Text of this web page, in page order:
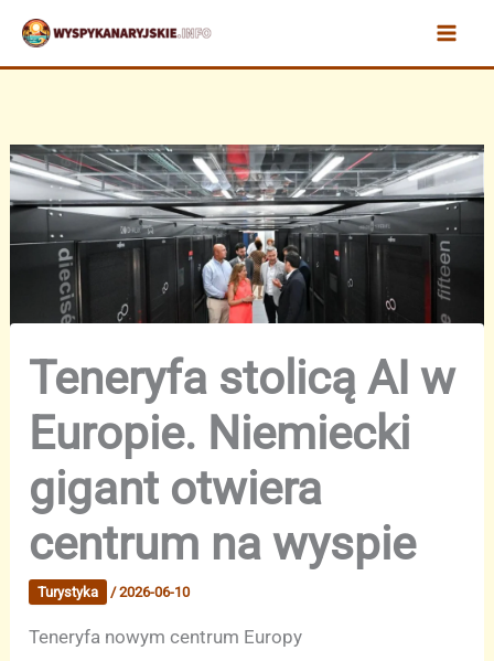
Przejdź
treści
Teneryfa stolicą AI w
Europie. Niemiecki
gigant otwiera
centrum na wyspie
Turystyka /2026-06-10
Teneryfa nowym centrum Europy